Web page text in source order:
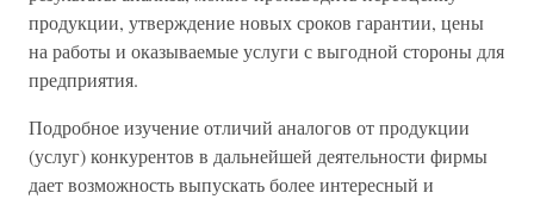
продукции, утверждение новых сроков гарантии, цены
на работы и оказываемые услуги с выгодной стороны для
предприятия.
Подробное изучение отличий аналогов от продукции
(услуг) конкурентов в дальнейшей деятельности фирмы
дает возможность выпускать более интересный и